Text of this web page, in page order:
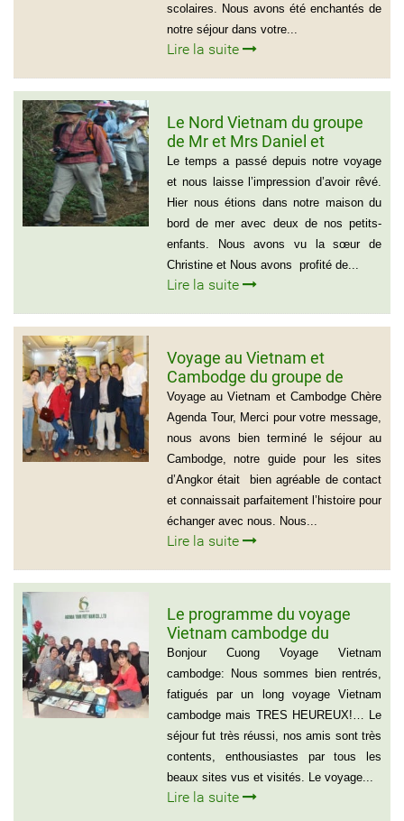
scolaires. Nous avons été enchantés de
notre séjour dans votre...
Lire la suite
Le Nord Vietnam du groupe
de Mr et Mrs Daniel et
Christine
Le temps a passé depuis notre voyage
et nous laisse l’impression d’avoir rêvé.
Hier nous étions dans notre maison du
bord de mer avec deux de nos petits-
enfants. Nous avons vu la sœur de
Christine et Nous avons profité de...
Lire la suite
Voyage au Vietnam et
Cambodge du groupe de
madame Josette et Michel
GUILLON ( 6 personnes) 37
jours
Voyage au Vietnam et Cambodge Chère
Agenda Tour, Merci pour votre message,
nous avons bien terminé le séjour au
Cambodge, notre guide pour les sites
d’Angkor était bien agréable de contact
et connaissait parfaitement l’histoire pour
échanger avec nous. Nous...
Lire la suite
Le programme du voyage
Vietnam cambodge du
groupe de madame Anna
BOVO
Bonjour Cuong Voyage Vietnam
cambodge: Nous sommes bien rentrés,
fatigués par un long voyage Vietnam
cambodge mais TRES HEUREUX!… Le
séjour fut très réussi, nos amis sont très
contents, enthousiastes par tous les
beaux sites vus et visités. Le voyage...
Lire la suite